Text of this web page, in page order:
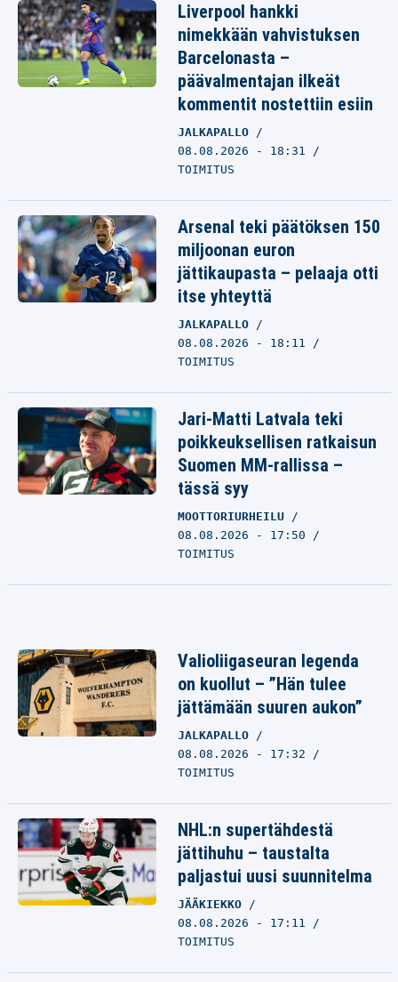
Liverpool hankki
nimekkään vahvistuksen
Barcelonasta –
päävalmentajan ilkeät
kommentit nostettiin esiin
JALKAPALLO
08.08.2026 - 18:31
TOIMITUS
Arsenal teki päätöksen 150
miljoonan euron
jättikaupasta – pelaaja otti
itse yhteyttä
JALKAPALLO
08.08.2026 - 18:11
TOIMITUS
Jari-Matti Latvala teki
poikkeuksellisen ratkaisun
Suomen MM-rallissa –
tässä syy
MOOTTORIURHEILU
08.08.2026 - 17:50
TOIMITUS
Valioliigaseuran legenda
on kuollut – ”Hän tulee
jättämään suuren aukon”
JALKAPALLO
08.08.2026 - 17:32
TOIMITUS
NHL:n supertähdestä
jättihuhu – taustalta
paljastui uusi suunnitelma
JÄÄKIEKKO
08.08.2026 - 17:11
TOIMITUS